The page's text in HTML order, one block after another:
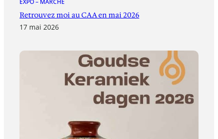
EXPO – MARCHÉ
Retrouvez moi au CAA en mai 2026
17 mai 2026